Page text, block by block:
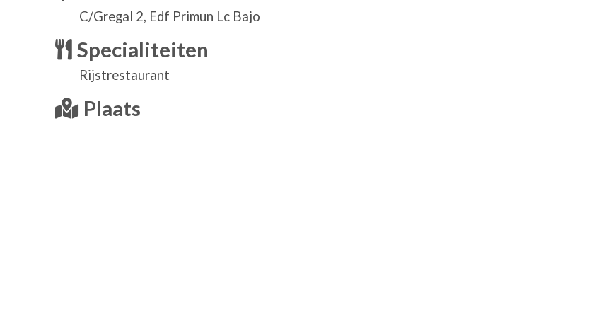
C/Gregal 2, Edf Primun Lc Bajo
Specialiteiten
Rijstrestaurant
Plaats